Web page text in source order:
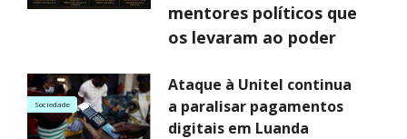
mentores políticos que
os levaram ao poder
Sociedade
Ataque à Unitel continua
a paralisar pagamentos
digitais em Luanda